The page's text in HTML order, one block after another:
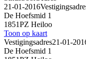
21-01-2016
De Hoefsmid 1
1851PZ Heiloo
Toon op kaart
Vestigingsadres21-01-
De Hoefsmid 1